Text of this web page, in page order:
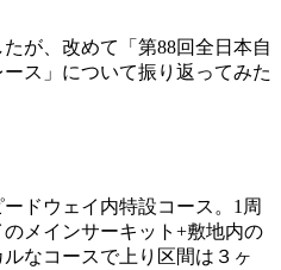
が、改めて「第88回全日本自
ス」について振り返ってみた
ドウェイ内特設コース。1周
メインサーキット+敷地内の
なコースで上り区間は３ヶ